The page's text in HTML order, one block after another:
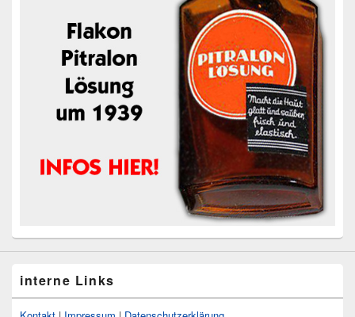
interne Links